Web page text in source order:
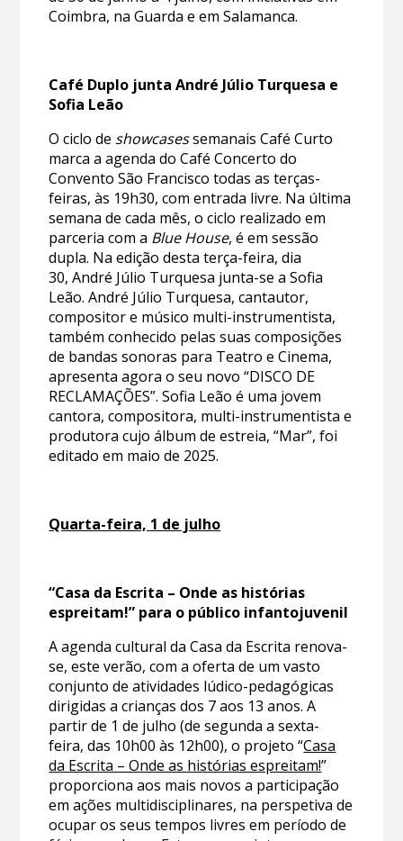
Coimbra, na Guarda e em Salamanca.
Café Duplo junta André Júlio Turquesa e
Sofia Leão
O ciclo de showcasessemanais Café Curto
marca a agenda do Café Concerto do
Convento São Francisco todas as terças-
feiras, às 19h30, com entrada livre. Na última
semana de cada mês, o ciclo realizado em
parceria com a Blue House, é em sessão
dupla. Na edição desta terça-feira, dia
30, André Júlio Turquesa junta-se a Sofia
Leão. André Júlio Turquesa, cantautor,
compositor e músico multi-instrumentista,
também conhecido pelas suas composições
de bandas sonoras para Teatro e Cinema,
apresenta agora o seu novo “DISCO DE
RECLAMAÇÕES”. Sofia Leão é uma jovem
cantora, compositora, multi-instrumentista e
produtora cujo álbum de estreia, “Mar”, foi
editado em maio de 2025.
Quarta-feira, 1 de julho
“Casa da Escrita – Onde as histórias
espreitam!” para o público infantojuvenil
A agenda cultural da Casa da Escrita renova-
se, este verão, com a oferta de um vasto
conjunto de atividades lúdico-pedagógicas
dirigidas a crianças dos 7 aos 13 anos. A
partir de 1 de julho (de segunda a sexta-
feira, das 10h00 às 12h00), o projeto “Casa
da Escrita – Onde as histórias espreitam!”
proporciona aos mais novos a participação
em ações multidisciplinares, na perspetiva de
ocupar os seus tempos livres em período de